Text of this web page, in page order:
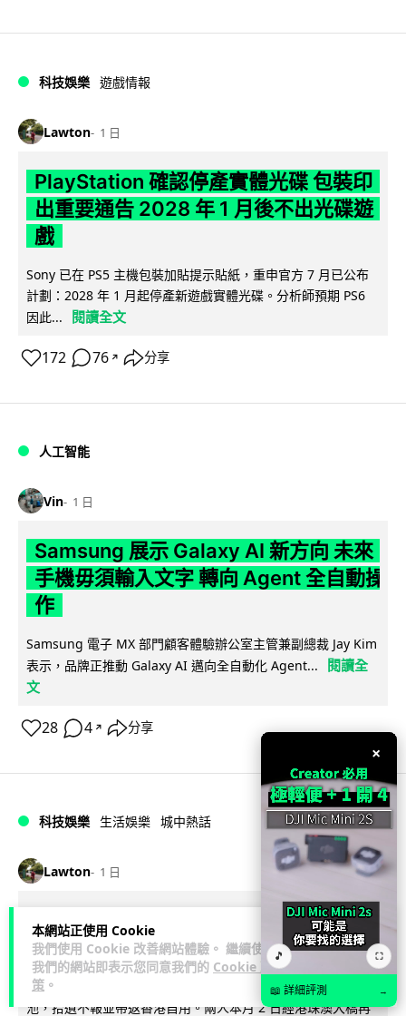
本網站正使用 Cookie
我們使用 Cookie 改善網站體驗。 繼續使用
我們的網站即表示您同意我們的 Cookie 政
策 。
科技娛樂 遊戲情報
Lawton 1 日
PlayStation 確認停產實體光碟 包裝印
出重要通告 2028 年 1 月後不出光碟遊
戲
Sony 已在 PS5 主機包裝加貼提示貼紙，重申官方 7 月已公布
計劃：2028 年 1 月起停產新遊戲實體光碟。分析師預期 PS6
因此...
閱讀全文
172 76 ↗ 分享
人工智能
Vin 1 日
Samsung 展示 Galaxy AI 新方向 未來
手機毋須輸入文字 轉向 Agent 全自動操
作
Samsung 電子 MX 部門顧客體驗辦公室主管兼副總裁 Jay Kim
表示，品牌正推動 Galaxy AI 邁向全自動化 Agent...
閱讀全
文
28 4 ↗ 分享
科技娛樂 生活娛樂 城中熱話
Lawton 1 日
港夫婦澳門的士拾相機 據為己有被的士
Cam 睇到 2 個月後再入境被捕
一對香港夫婦今年 5 月遊澳門乘的士拾獲他人遺留相機及電
池，拾遺不報並帶返香港自用。兩人本月 2 日經港珠澳大橋再
×
🎵 ⛶
📖 詳細評測 →